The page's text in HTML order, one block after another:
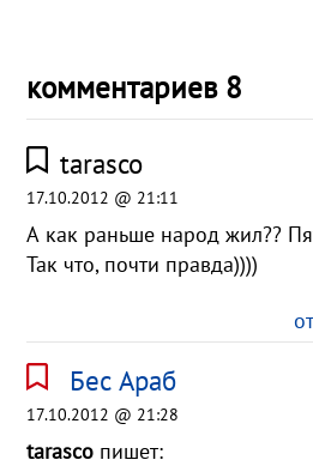
комментариев 8
tarasco
17.10.2012 @ 21:11
А как раньше народ жил??
Так что, почти правда))))
Бес Араб
17.10.2012 @ 21:28
tarasco пишет: